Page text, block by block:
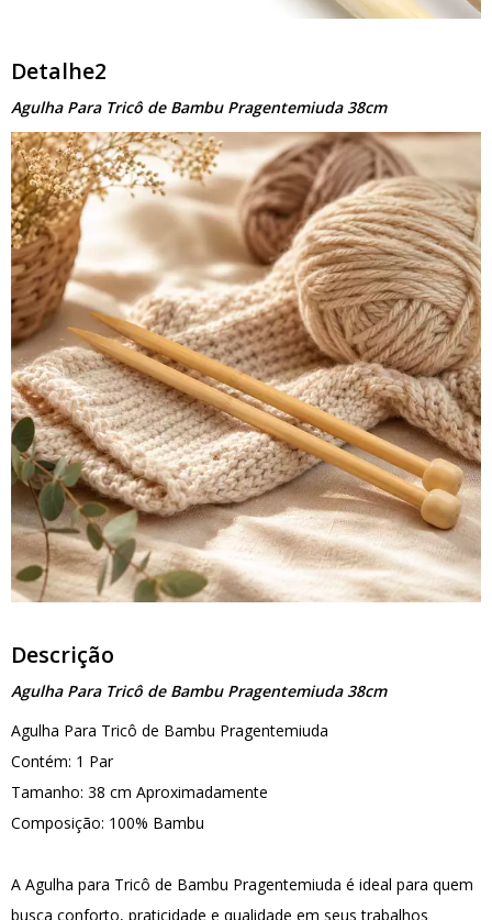
Detalhe2
Agulha Para Tricô de Bambu Pragentemiuda 38cm
Descrição
Agulha Para Tricô de Bambu Pragentemiuda 38cm
Agulha Para Tricô de Bambu Pragentemiuda
Contém: 1 Par
Tamanho: 38 cm Aproximadamente
Composição: 100% Bambu
A Agulha para Tricô de Bambu Pragentemiuda é ideal para quem
busca conforto, praticidade e qualidade em seus trabalhos